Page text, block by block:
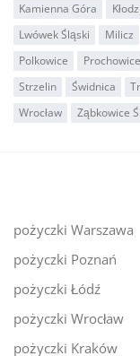
Kamienna Góra
Lwówek Śląski
Milicz
Polkowice
Prochowice
Strzelin
Świdnica
Wrocław
Ząbkowice
pożyczki Warszawa
pożyczki Poznań
pożyczki Łódź
pożyczki Wrocław
pożyczki Kraków